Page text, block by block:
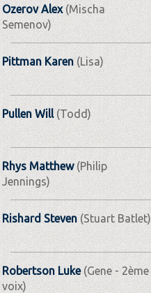
Ozerov Alex(Mischa
Semenov)
Pittman Karen (Lisa)
Pullen Will (Todd)
Rhys Matthew(Philip
Jennings)
Rishard Steven(Stuart Batlet)
Robertson Luke(Gene - 2ème
voix)